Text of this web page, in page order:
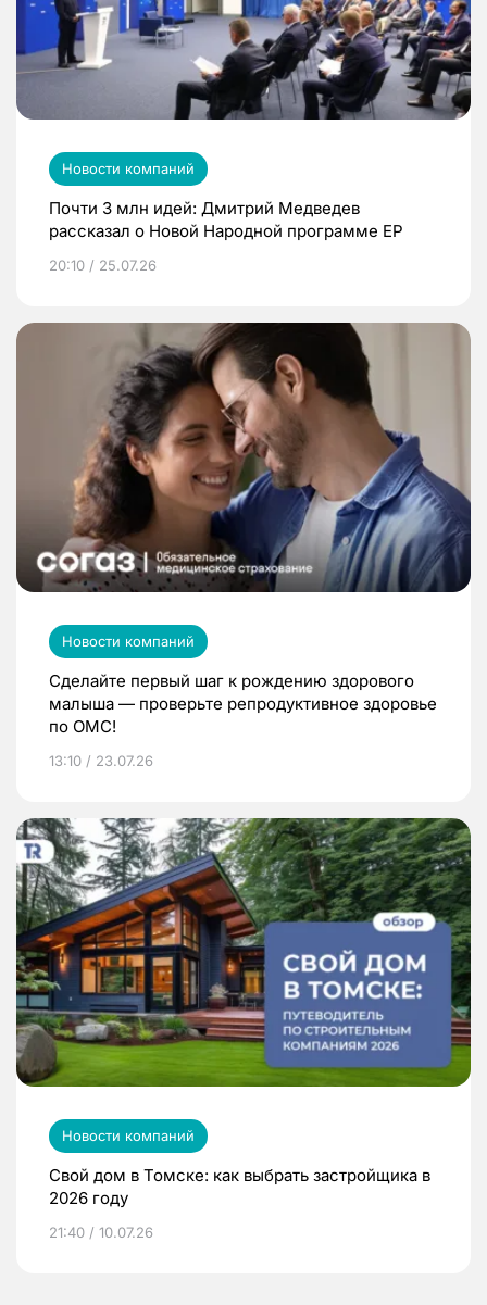
Новости компаний
Почти 3 млн идей: Дмитрий Медведев
рассказал о Новой Народной программе ЕР
20:10 / 25.07.26
Новости компаний
Сделайте первый шаг к рождению здорового
малыша — проверьте репродуктивное здоровье
по ОМС!
13:10 / 23.07.26
Новости компаний
Свой дом в Томске: как выбрать застройщика в
2026 году
21:40 / 10.07.26